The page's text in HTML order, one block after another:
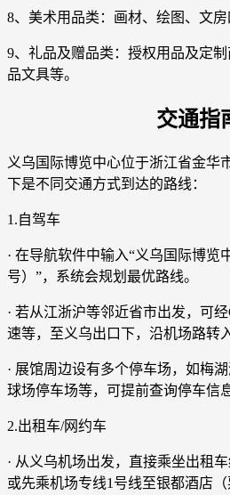
8、美术用品类：画材、绘图、文房
9、礼品及赠品类：授权用品及定
品文具等。
交通指
义乌国际博览中心位于浙江省金华
下是不同交通方式到达的路线：
1.自驾车
· 在导航软件中输入“义乌国际博览
号）”，系统会规划最优路线。
· 若从江浙沪等邻近省市出发，可
速等，至义乌出口下，沿机场路转
· 展馆周边设有多个停车场，如梅
球场停车场等，可提前查询停车信息
2.出租车/网约车
· 从义乌机场出发，直接乘坐出租车
或先乘机场专线1号线至银都酒店